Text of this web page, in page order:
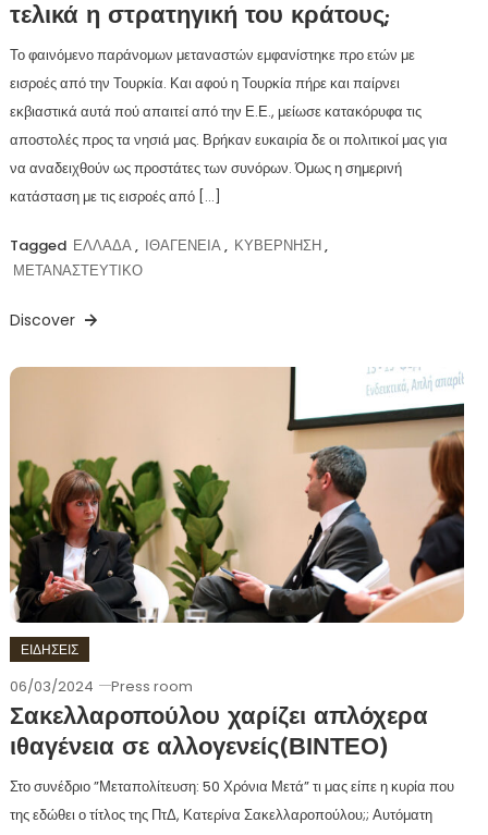
τελικά η στρατηγική του κράτους;
Το φαινόμενο παράνομων μεταναστών εμφανίστηκε προ ετών με
εισροές από την Τουρκία. Και αφού η Τουρκία πήρε και παίρνει
εκβιαστικά αυτά πού απαιτεί από την Ε.Ε., μείωσε κατακόρυφα τις
αποστολές προς τα νησιά μας. Βρήκαν ευκαιρία δε οι πολιτικοί μας για
να αναδειχθούν ως προστάτες των συνόρων. Όμως η σημερινή
κατάσταση με τις εισροές από […]
Tagged ΕΛΛΑΔΑ, ΙΘΑΓΕΝΕΙΑ, ΚΥΒΕΡΝΗΣΗ,
ΜΕΤΑΝΑΣΤΕΥΤΙΚΟ
Discover
ΕΙΔΗΣΕΙΣ
06/03/2024 Press room
Σακελλαροπούλου χαρίζει απλόχερα
ιθαγένεια σε αλλογενείς(ΒΙΝΤΕΟ)
Στο συνέδριο ”Μεταπολίτευση: 50 Χρόνια Μετά” τι μας είπε η κυρία που
της εδώθει ο τίτλος της ΠτΔ, Κατερίνα Σακελλαροπούλου;; Αυτόματη